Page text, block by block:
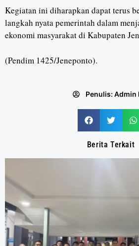
Kegiatan ini diharapkan dapat terus
langkah nyata pemerintah dalam
ekonomi masyarakat di Kabupaten
(Pendim 1425/Jeneponto).
Penulis: Admin
Berita Terkait